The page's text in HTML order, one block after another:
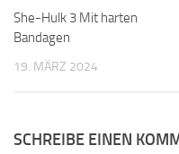
She-Hulk 3 Mit harten
Bandagen
19. MÄRZ 2024
SCHREIBE EINEN